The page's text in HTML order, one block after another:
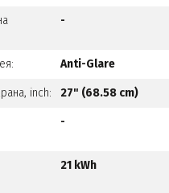
-
Anti-Glare
inch: 27" (68.58 cm)
-
21 kWh